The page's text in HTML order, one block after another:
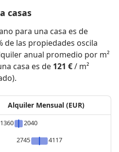
casas
para una casa es de
de las propiedades oscila
anual promedio por m²
casa es de 121 €/ m²
Alquiler Mensual (EUR)
1360
2040
2745
4117